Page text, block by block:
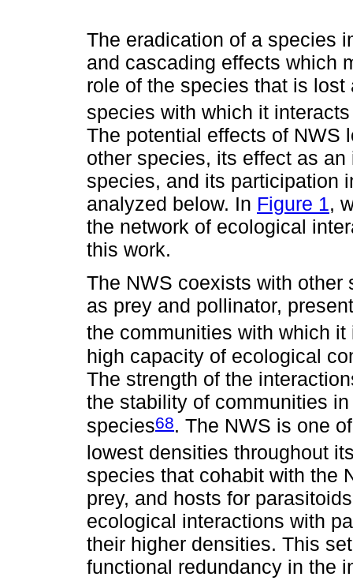
The eradication of a species
and cascading effects which
role of the species that is
species with which it
The potential effects of NWS
other species, its effect as
species, and its participation
analyzed below. In Figure 1,
the network of ecological
this work.
The NWS coexists with
as prey and pollinator,
the communities with which it
high capacity of ecological
The strength of the
the stability of communities
species68. The NWS is one
lowest densities throughout
species that cohabit with the
prey, and hosts for
ecological interactions with
their higher densities. This
functional redundancy in the